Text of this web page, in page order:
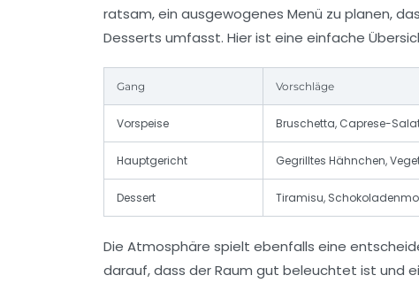
ratsam, ein ausgewogenes Menü zu planen,
Desserts umfasst. Hier ist eine einfache
Gang Vorschläge
Vorspeise Bruschetta, Caprese-
Hauptgericht Gegrilltes Hähnchen,
Dessert Tiramisu,
Die Atmosphäre spielt ebenfalls eine
darauf, dass der Raum gut beleuchtet ist und